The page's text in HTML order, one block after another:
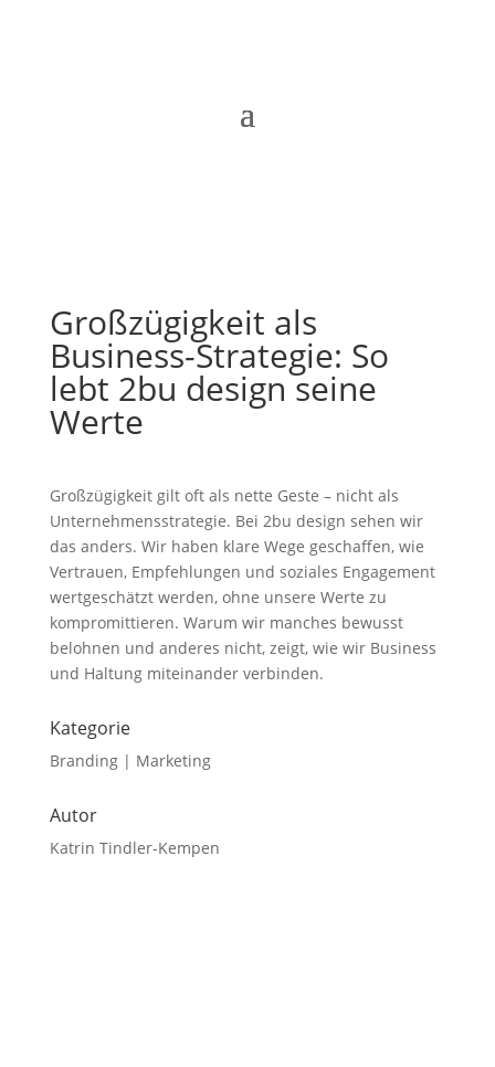
Großzügigkeit als
Business-Strategie: So
lebt 2bu design seine
Werte
Großzügigkeit gilt oft als nette Geste – nicht als
Unternehmensstrategie. Bei 2bu design sehen wir
das anders. Wir haben klare Wege geschaffen, wie
Vertrauen, Empfehlungen und soziales Engagement
wertgeschätzt werden, ohne unsere Werte zu
kompromittieren. Warum wir manches bewusst
belohnen und anderes nicht, zeigt, wie wir Business
und Haltung miteinander verbinden.
Kategorie
Branding | Marketing
Autor
Katrin Tindler-Kempen